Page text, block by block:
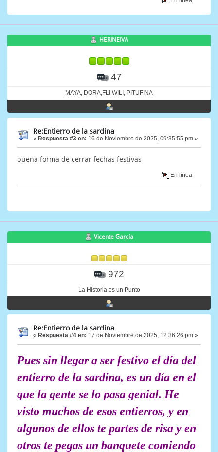
HERINEIVA
47
MAYA, DORA,FLI WILI, PITUFINA
Re:Entierro de la sardina
« Respuesta #3 en: 16 de Noviembre de 2025, 09:35:55 pm »
buena forma de cerrar fechas festivas
En línea
Vicente García
972
La Historia es un Punto
Re:Entierro de la sardina
« Respuesta #4 en: 17 de Noviembre de 2025, 12:36:26 pm »
Pues sin llegar a ser festivo el día del
entierro de la sardina, es un día en el
que la gente se lo pasa genial. He
visto muchos de esos entierros, y en
algunos de ellos te partes de risa y en
otros te pegas un banquete comiendo